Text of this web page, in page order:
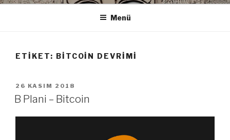
Menü
ETIKET: BITCOIN DEVRIMI
YAYIM
TARIHI
26 KASIM 2018
B Plani – Bitcoin